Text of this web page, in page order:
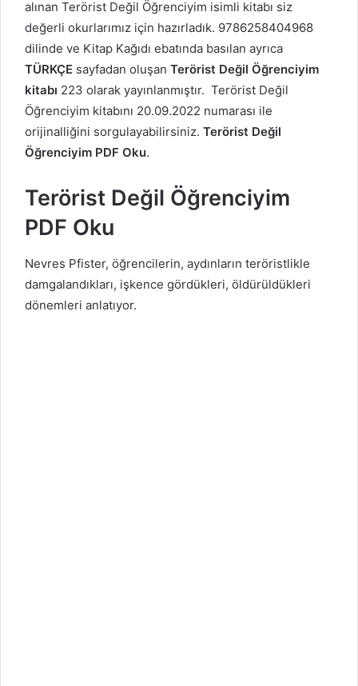
alınan Terörist Değil Öğrenciyim isimli kitabı siz
değerli okurlarımız için hazırladık. 9786258404968
dilinde ve Kitap Kağıdı ebatında basılan ayrıca
TÜRKÇE sayfadan oluşan Terörist Değil Öğrenciyim
kitabı 223 olarak yayınlanmıştır. Terörist Değil
Öğrenciyim kitabını 20.09.2022 numarası ile
orijinalliğini sorgulayabilirsiniz. Terörist Değil
Öğrenciyim PDF Oku.
Terörist Değil Öğrenciyim
PDF Oku
Nevres Pfister, öğrencilerin, aydınların teröristlikle
damgalandıkları, işkence gördükleri, öldürüldükleri
dönemleri anlatıyor.